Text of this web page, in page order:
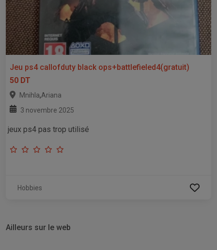
Jeu ps4 callofduty black ops+battlefieled4(gratuit)
50 DT
Mnihla,Ariana
3 novembre 2025
jeux ps4 pas trop utilisé
Hobbies
Ailleurs sur le web